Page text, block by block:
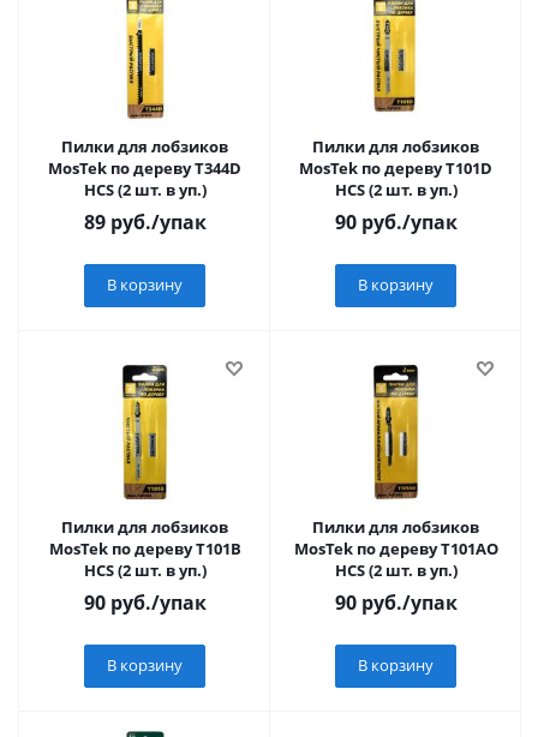
Пилки для лобзиков
MosTek по дереву Т344D
HCS (2 шт. в уп.)
89руб./упак
В корзину
Пилки для лобзиков
MosTek по дереву Т101D
HCS (2 шт. в уп.)
90руб./упак
В корзину
Пилки для лобзиков
MosTek по дереву Т101B
HCS (2 шт. в уп.)
90руб./упак
В корзину
Пилки для лобзиков
MosTek по дереву Т101AO
HCS (2 шт. в уп.)
90руб./упак
В корзину